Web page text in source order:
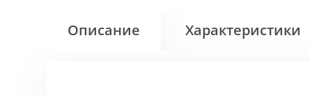
Описание Характеристики